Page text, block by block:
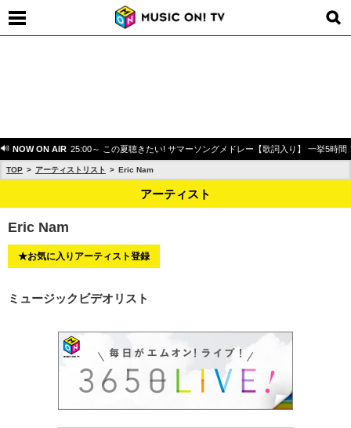
NOW ON AIR 25:00～ この夏聴きたい! サマーソングメドレー【歌詞入り】 一挙5時間
TOP アーティストリスト Eric Nam
アーティスト
Eric Nam
★お気に入りアーティスト登録
ミュージックビデオリスト